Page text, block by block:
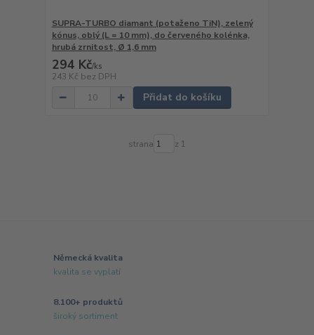
SUPRA-TURBO diamant (potaženo TiN), zelený
kónus, oblý (L = 10 mm), do červeného kolénka,
hrubá zrnitost, Ø 1,6 mm
294 Kč/ks
243 Kč bez DPH
Přidat do košíku
strana z 1
Německá kvalita
kvalita se vyplatí
8.100+ produktů
široký sortiment